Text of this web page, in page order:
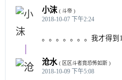
小沫 ( 斗帝 )
2018-10-07 下午2:24
。。。。。。。我才得到
沧水 ( 区区斗者竟恐怖如斯 )
2018-10-09 下午5:08